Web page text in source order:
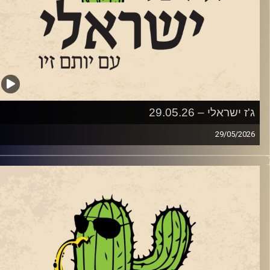
ישראלי – 29.05.26
29/05/
בג'ז ישראלי
להבים. פסטיבל משובח ומגוון שמובילה אורלי שטרן המנהלת
של מועדון הג'ז המקומי. שוחחנו עם אורלי על הפסטיבל
אתגרי הג'ז בדרום.